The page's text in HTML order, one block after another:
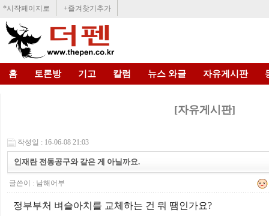
*시작페이지로 +즐겨찾기추가
홈 토론방 기고 칼럼 뉴스 와글 자유게시판
[자유게시판]
작성일 : 16-06-08 21:03
인재란 전동공구와 같은 게 아닐까요.
글쓴이 : 남해어부
정부부처 벼슬아치를 교체하는 건 뭐 땜인가요?